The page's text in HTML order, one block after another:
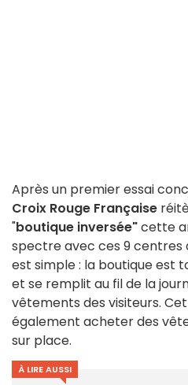
Après un premier essai
Croix Rouge Française
"boutique inversée"cette
spectre avec ces 9 centres
est simple : la boutique est
et se remplit au fil de la
vêtements des visiteurs.
également acheter des
sur place.
À LIRE AUSSI